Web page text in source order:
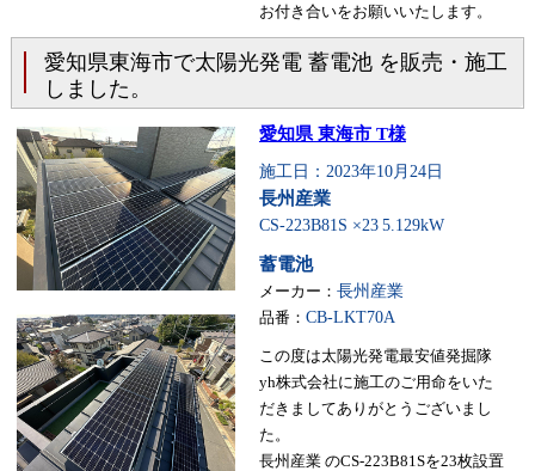
お付き合いをお願いいたします。
愛知県東海市で太陽光発電 蓄電池 を販売・施工
しました。
愛知県 東海市 T様
施工日：2023年10月24日
長州産業
CS-223B81S ×23 5.129kW
蓄電池
メーカー： 長州産業
品番： CB-LKT70A
この度は太陽光発電最安値発掘隊
yh株式会社に施工のご用命をいた
だきましてありがとうございまし
た。
長州産業 のCS-223B81Sを23枚設置